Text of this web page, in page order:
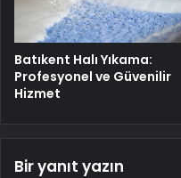
Batıkent Halı Yıkama:
Profesyonel ve Güvenilir
Hizmet
Bir yanıt yazın